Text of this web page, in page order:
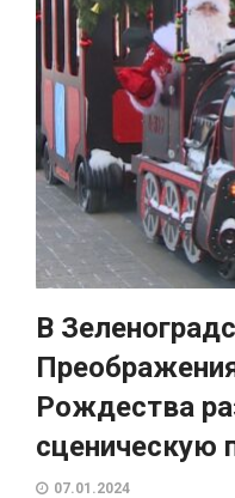
В
Рождества
сценическую
07.01.2024